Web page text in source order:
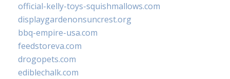
official-kelly-toys-squishmallows.com
displaygardenonsuncrest.org
bbq-empire-usa.com
feedstoreva.com
drogopets.com
ediblechalk.com